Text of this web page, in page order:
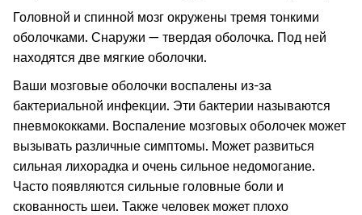
Головной и спинной мозг окружены тремя тонкими
оболочками. Снаружи — твердая оболочка. Под ней
находятся две мягкие оболочки.
Ваши мозговые оболочки воспалены из-за
бактериальной инфекции. Эти бактерии называются
пневмококками. Воспаление мозговых оболочек может
вызывать различные симптомы. Может развиться
сильная лихорадка и очень сильное недомогание.
Часто появляются сильные головные боли и
скованность шеи. Также человек может плохо